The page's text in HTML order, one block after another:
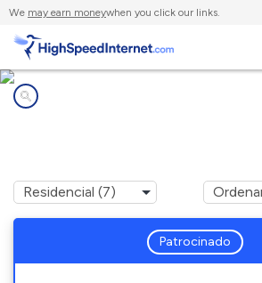
We may earn moneywhen you click our links.
Patrocinado